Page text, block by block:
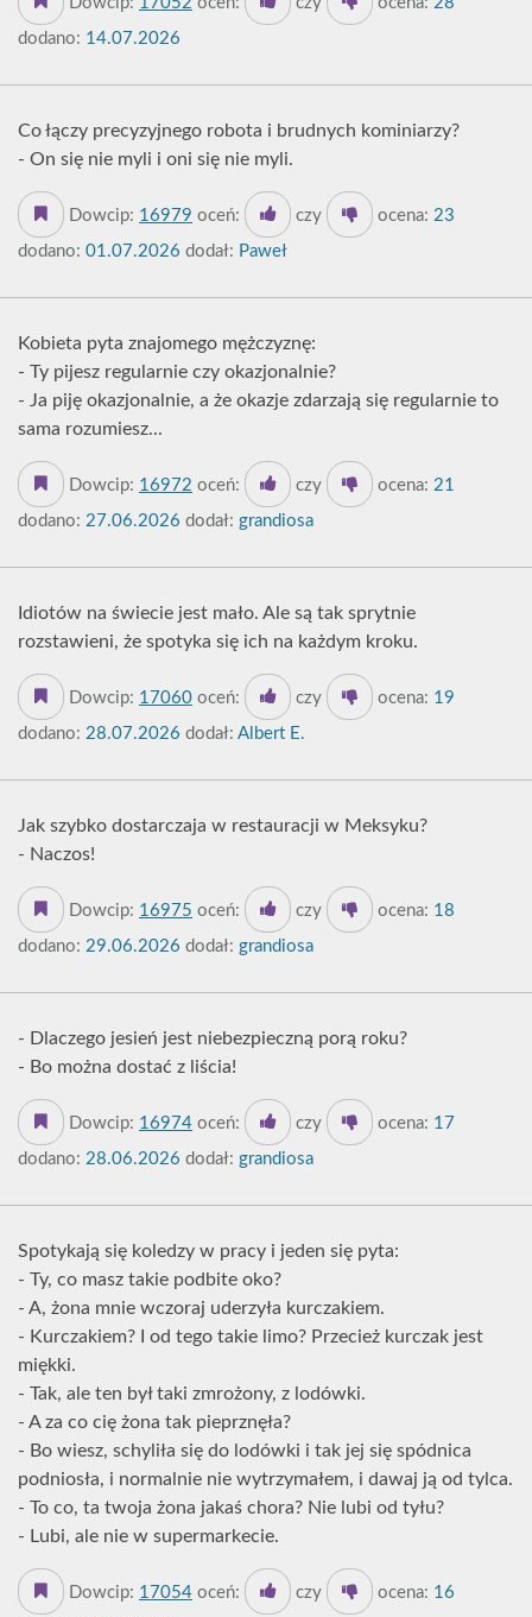
dodano: 14.07.2026
Co łączy precyzyjnego robota i brudnych kominiarzy?
- On się nie myli i oni się nie myli.
Dowcip: 16979 oceń: czy ocena: 23
dodano: 01.07.2026 dodał: Paweł
Kobieta pyta znajomego mężczyznę:
- Ty pijesz regularnie czy okazjonalnie?
- Ja piję okazjonalnie, a że okazje zdarzają się regularnie to
sama rozumiesz...
Dowcip: 16972 oceń: czy ocena: 21
dodano: 27.06.2026 dodał: grandiosa
Idiotów na świecie jest mało. Ale są tak sprytnie
rozstawieni, że spotyka się ich na każdym kroku.
Dowcip: 17060 oceń: czy ocena: 19
dodano: 28.07.2026 dodał: Albert E.
Jak szybko dostarczaja w restauracji w Meksyku?
- Naczos!
Dowcip: 16975 oceń: czy ocena: 18
dodano: 29.06.2026 dodał: grandiosa
- Dlaczego jesień jest niebezpieczną porą roku?
- Bo można dostać z liścia!
Dowcip: 16974 oceń: czy ocena: 17
dodano: 28.06.2026 dodał: grandiosa
Spotykają się koledzy w pracy i jeden się pyta:
- Ty, co masz takie podbite oko?
- A, żona mnie wczoraj uderzyła kurczakiem.
- Kurczakiem? I od tego takie limo? Przecież kurczak jest
miękki.
- Tak, ale ten był taki zmrożony, z lodówki.
- A za co cię żona tak pieprznęła?
- Bo wiesz, schyliła się do lodówki i tak jej się spódnica
podniosła, i normalnie nie wytrzymałem, i dawaj ją od tylca.
- To co, ta twoja żona jakaś chora? Nie lubi od tyłu?
- Lubi, ale nie w supermarkecie.
Dowcip: 17054 oceń: czy ocena: 16